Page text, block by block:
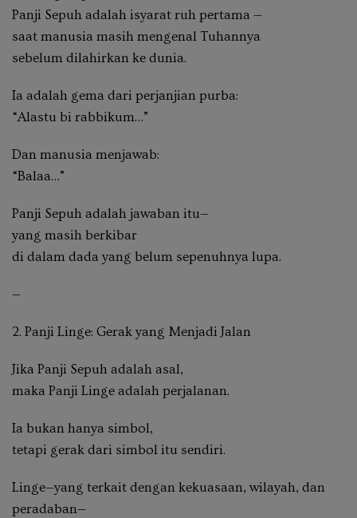
Panji Sepuh adalah isyarat ruh pertama —
saat manusia masih mengenal Tuhannya
sebelum dilahirkan ke dunia.
Ia adalah gema dari perjanjian purba:
“Alastu bi rabbikum…”
Dan manusia menjawab:
“Balaa…”
Panji Sepuh adalah jawaban itu—
yang masih berkibar
di dalam dada yang belum sepenuhnya lupa.
—
2. Panji Linge: Gerak yang Menjadi Jalan
Jika Panji Sepuh adalah asal,
maka Panji Linge adalah perjalanan.
Ia bukan hanya simbol,
tetapi gerak dari simbol itu sendiri.
Linge—yang terkait dengan kekuasaan, wilayah, dan
peradaban—